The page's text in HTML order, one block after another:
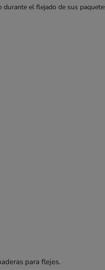
durante el flejado de sus
para flejes.